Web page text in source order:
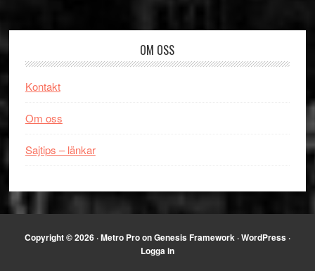
OM OSS
Kontakt
Om oss
Sajtips – länkar
Copyright © 2026 ·Metro ProonGenesis Framework ·WordPress ·
Logga in